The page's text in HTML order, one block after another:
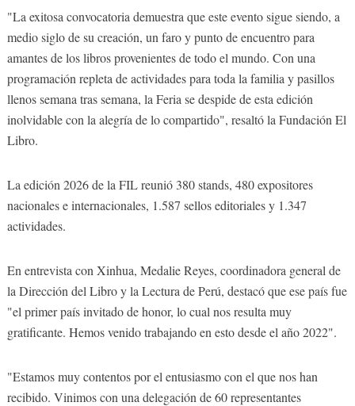
"La exitosa convocatoria demuestra que este evento sigue siendo, a
medio siglo de su creación, un faro y punto de encuentro para
amantes de los libros provenientes de todo el mundo. Con una
programación repleta de actividades para toda la familia y pasillos
llenos semana tras semana, la Feria se despide de esta edición
inolvidable con la alegría de lo compartido", resaltó la Fundación El
Libro.
La edición 2026 de la FIL reunió 380 stands, 480 expositores
nacionales e internacionales, 1.587 sellos editoriales y 1.347
actividades.
En entrevista con Xinhua, Medalie Reyes, coordinadora general de
la Dirección del Libro y la Lectura de Perú, destacó que ese país fue
"el primer país invitado de honor, lo cual nos resulta muy
gratificante. Hemos venido trabajando en esto desde el año 2022".
"Estamos muy contentos por el entusiasmo con el que nos han
recibido. Vinimos con una delegación de 60 representantes